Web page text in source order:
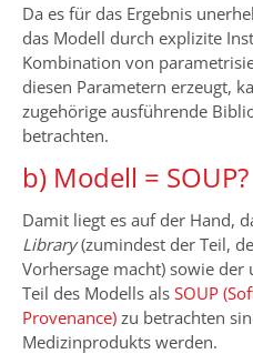
Da es für das Ergebnis
das Modell durch explizite
Kombination von
diesen Parametern erzeugt,
zugehörige ausführende
betrachten.
b) Modell = SOUP?
Damit liegt es auf der Hand,
Library(zumindest der Teil,
Vorhersage macht) sowie
Teil des Modells als SOUP
Provenance) zu betrachten
Medizinprodukts werden.